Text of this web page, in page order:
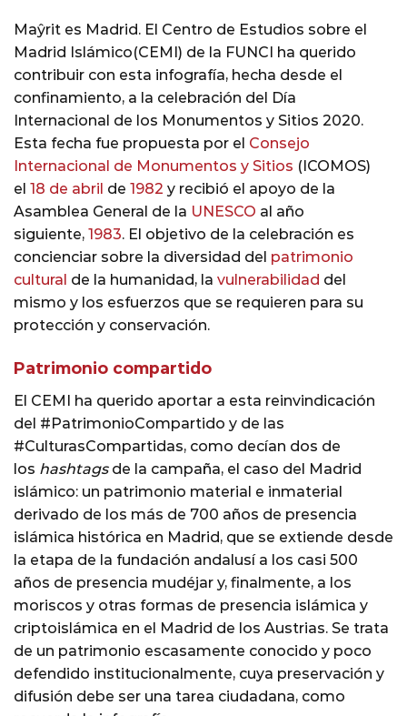
Maŷrit es Madrid. El Centro de Estudios sobre el
Madrid Islámico(CEMI) de la FUNCI ha querido
contribuir con esta infografía, hecha desde el
confinamiento, a la celebración del Día
Internacional de los Monumentos y Sitios 2020.
Esta fecha fue propuesta por el Consejo
Internacional de Monumentos y Sitios (ICOMOS)
el 18 de abril de 1982 y recibió el apoyo de la
Asamblea General de la UNESCO al año
siguiente, 1983. El objetivo de la celebración es
concienciar sobre la diversidad del patrimonio
cultural de la humanidad, la vulnerabilidad del
mismo y los esfuerzos que se requieren para su
protección y conservación.
Patrimonio compartido
El CEMI ha querido aportar a esta reinvindicación
del #PatrimonioCompartido y de las
#CulturasCompartidas, como decían dos de
los hashtagsde la campaña, el caso del Madrid
islámico: un patrimonio material e inmaterial
derivado de los más de 700 años de presencia
islámica histórica en Madrid, que se extiende desde
la etapa de la fundación andalusí a los casi 500
años de presencia mudéjar y, finalmente, a los
moriscos y otras formas de presencia islámica y
criptoislámica en el Madrid de los Austrias. Se trata
de un patrimonio escasamente conocido y poco
defendido institucionalmente, cuya preservación y
difusión debe ser una tarea ciudadana, como